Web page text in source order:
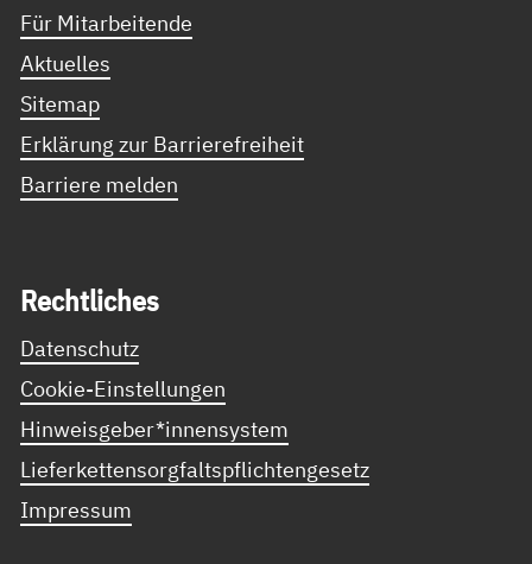
Für Mitarbeitende
Aktuelles
Sitemap
Erklärung zur Barrierefreiheit
Barriere melden
Recht­li­ches
Datenschutz
Cookie-Einstellungen
Hinweisgeber*innensystem
Lieferkettensorgfaltspflichtengesetz
Impressum